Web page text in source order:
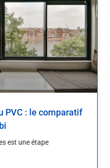
PVC : le comparatif
est une étape